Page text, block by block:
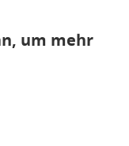
um mehr